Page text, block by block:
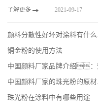
了解更多 2021-09-17
颜料分散性好坏对涂料有什么
铜金粉的使用方法
中国颜料厂家品牌介绍：
中国颜料厂家的珠光粉的原材
珠光粉在涂料中有哪些用途